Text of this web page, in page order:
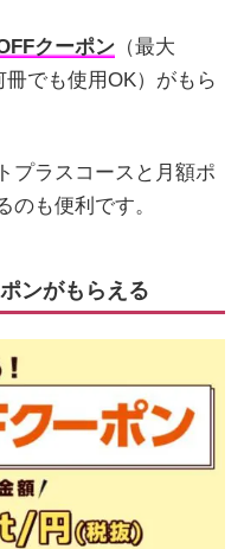
クーポン （最大
でも使用OK）がもら
プラスコースと月額ポ
のも便利です。
ンがもらえる